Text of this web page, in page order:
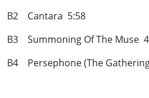
B2 Cantara 5:58
B3 Summoning Of The Muse
B4 Persephone (The